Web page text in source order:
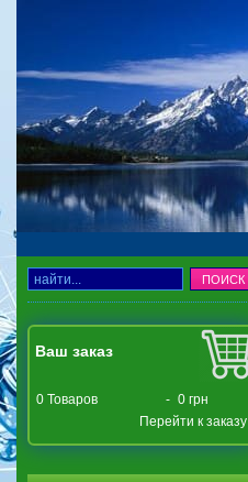
Ваш заказ
0 Товаров - 0 грн
Перейти к заказу